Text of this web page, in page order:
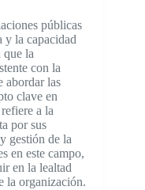
públicas
y la capacidad
que la
con la
abordar las
clave en
a la
por sus
gestión de la
en este campo,
en la lealtad
la organización.